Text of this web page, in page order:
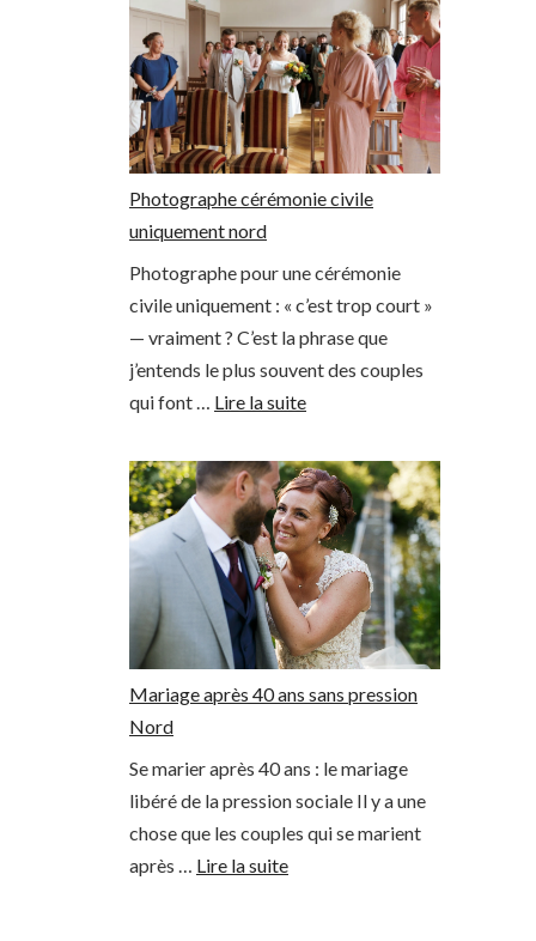
Photographe cérémonie civile
uniquement nord
Photographe pour une cérémonie
civile uniquement : « c’est trop court »
— vraiment ? C’est la phrase que
j’entends le plus souvent des couples
qui font … Lire la suite
Mariage après 40 ans sans pression
Nord
Se marier après 40 ans : le mariage
libéré de la pression sociale Il y a une
chose que les couples qui se marient
après … Lire la suite